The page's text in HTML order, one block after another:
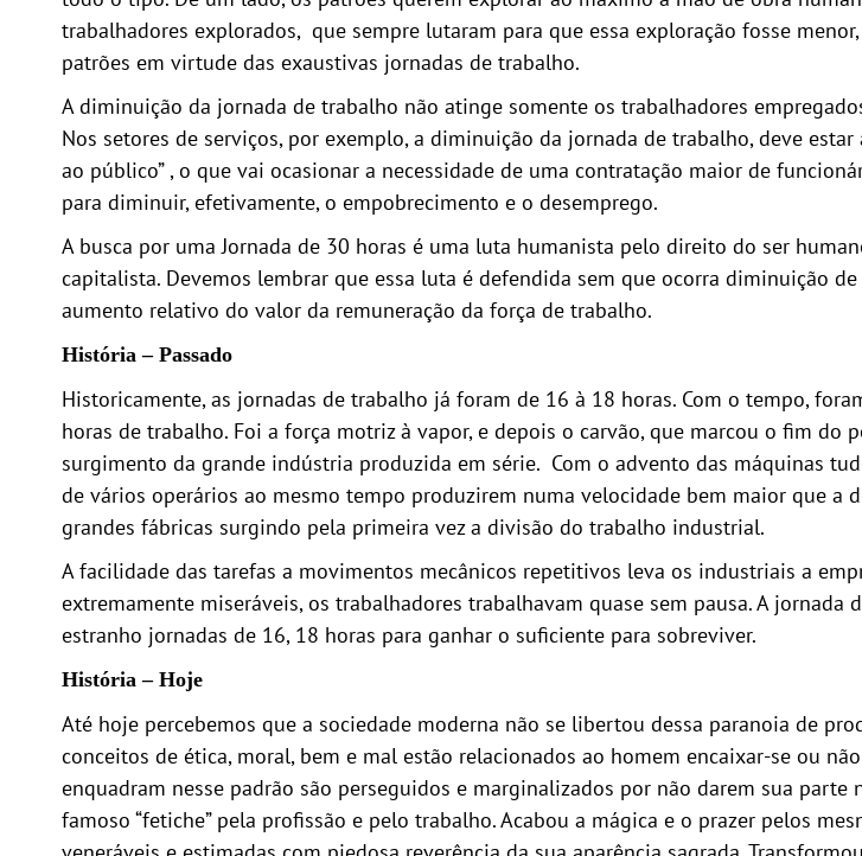
trabalhadores explorados, que sempre lutaram para que essa exploração fosse
patrões em virtude das exaustivas jornadas de trabalho.
A diminuição da jornada de trabalho não atinge somente os trabalhadores
Nos setores de serviços, por exemplo, a diminuição da jornada de trabalho, deve
ao público” , o que vai ocasionar a necessidade de uma contratação maior de
para diminuir, efetivamente, o empobrecimento e o desemprego.
A busca por uma Jornada de 30 horas é uma luta humanista pelo direito do ser
capitalista. Devemos lembrar que essa luta é defendida sem que ocorra diminuição
aumento relativo do valor da remuneração da força de trabalho.
História – Passado
Historicamente, as jornadas de trabalho já foram de 16 à 18 horas. Com o tempo,
horas de trabalho. Foi a força motriz à vapor, e depois o carvão, que marcou o fim
surgimento da grande indústria produzida em série. Com o advento das máquinas
de vários operários ao mesmo tempo produzirem numa velocidade bem maior que
grandes fábricas surgindo pela primeira vez a divisão do trabalho industrial.
A facilidade das tarefas a movimentos mecânicos repetitivos leva os industriais a
extremamente miseráveis, os trabalhadores trabalhavam quase sem pausa. A
estranho jornadas de 16, 18 horas para ganhar o suficiente para sobreviver.
História – Hoje
Até hoje percebemos que a sociedade moderna não se libertou dessa paranoia de
conceitos de ética, moral, bem e mal estão relacionados ao homem encaixar-se ou
enquadram nesse padrão são perseguidos e marginalizados por não darem sua
famoso “fetiche” pela profissão e pelo trabalho. Acabou a mágica e o prazer pelos